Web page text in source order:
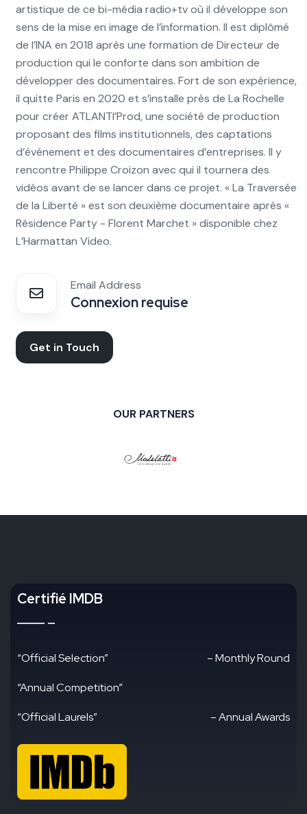
artistique de ce bi-média radio+tv où il développe son
sens de la mise en image de l’information. Il est diplômé
de l’INA en 2018 après une formation de Directeur de
production qui le conforte dans son ambition de
développer des documentaires. Fort de son expérience,
il quitte Paris en 2020 et s’installe près de La Rochelle
pour créer ATLANTI’Prod, une société de production
proposant des films institutionnels, des captations
d’événement et des documentaires d’entreprises. Il y
rencontre Philippe Croizon avec qui il tournera des
vidéos avant de se lancer dans ce projet. « La Traversée
de la Liberté » est son deuxième documentaire après «
Résidence Party - Florent Marchet » disponible chez
L’Harmattan Video.
Email Address
Connexion requise
Get in Touch
OUR PARTNERS
Certifié IMDB
“Official Selection” – Monthly Round
“Annual Competition”
“Official Laurels” – Annual Awards